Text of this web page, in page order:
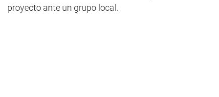
proyecto ante un grupo local.